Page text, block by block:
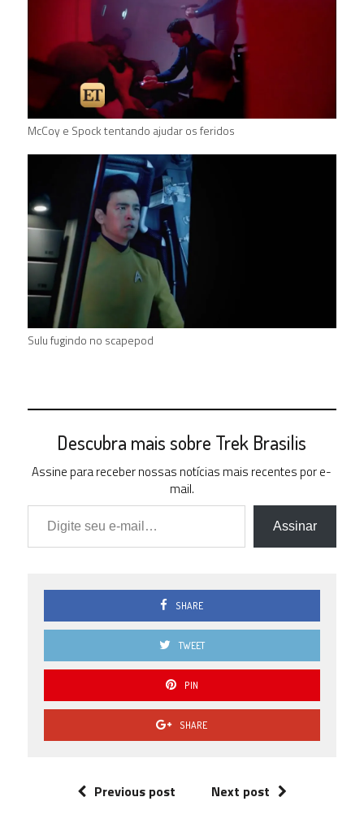
McCoy e Spock tentando ajudar os feridos
Sulu fugindo no scapepod
Descubra mais sobre Trek Brasilis
Assine para receber nossas notícias mais recentes por e-
mail.
Digite seu e-mail…
Assinar
SHARE
TWEET
PIN
SHARE
Previous post Next post